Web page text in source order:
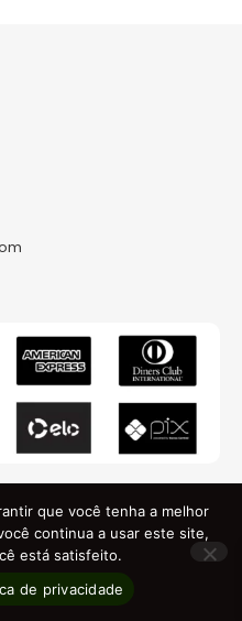
LTDA - CNPJ: 48.841.301/0001-74
que você tenha a melhor
continua a usar este site,
está satisfeito.
de privacidade